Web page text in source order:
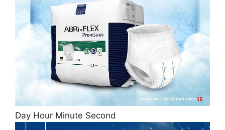
Day Hour Minute Second